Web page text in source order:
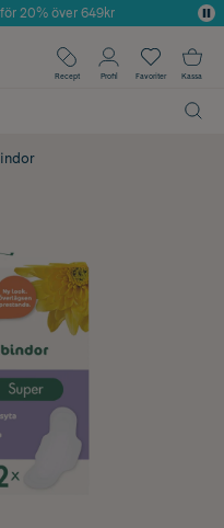
Skönhet
20% över 649kr
köp*
Recept Profil Favoriter Kassa